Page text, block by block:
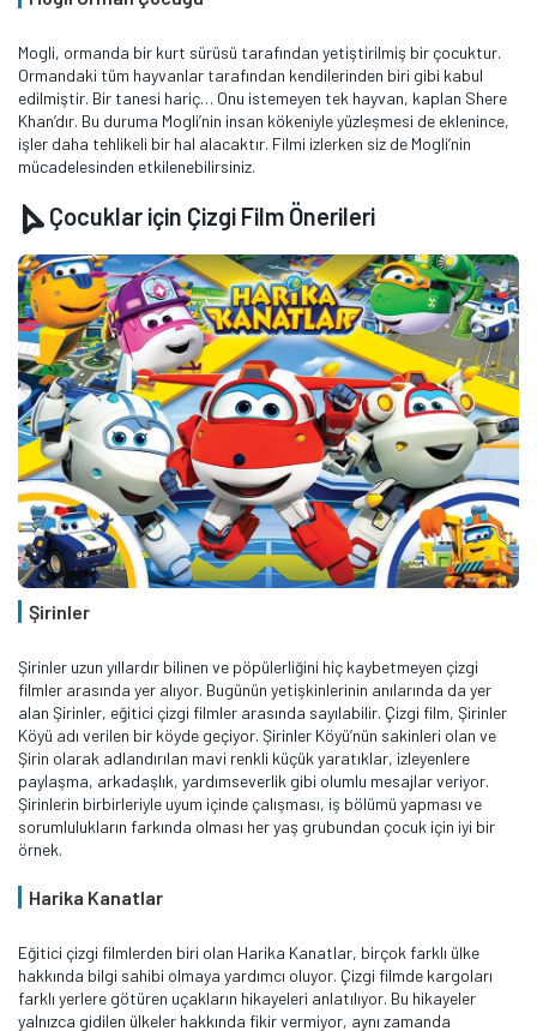
Mogli, ormanda bir kurt sürüsü tarafından yetiştirilmiş bir çocuktur.
Ormandaki tüm hayvanlar tarafından kendilerinden biri gibi kabul
edilmiştir. Bir tanesi hariç… Onu istemeyen tek hayvan, kaplan Shere
Khan’dır. Bu duruma Mogli’nin insan kökeniyle yüzleşmesi de eklenince,
işler daha tehlikeli bir hal alacaktır. Filmi izlerken siz de Mogli’nin
mücadelesinden etkilenebilirsiniz.
Çocuklar için Çizgi Film Önerileri
Şirinler
Şirinler uzun yıllardır bilinen ve pöpülerliğini hiç kaybetmeyen çizgi
filmler arasında yer alıyor. Bugünün yetişkinlerinin anılarında da yer
alan Şirinler, eğitici çizgi filmler arasında sayılabilir. Çizgi film, Şirinler
Köyü adı verilen bir köyde geçiyor. Şirinler Köyü’nün sakinleri olan ve
Şirin olarak adlandırılan mavi renkli küçük yaratıklar, izleyenlere
paylaşma, arkadaşlık, yardımseverlik gibi olumlu mesajlar veriyor.
Şirinlerin birbirleriyle uyum içinde çalışması, iş bölümü yapması ve
sorumlulukların farkında olması her yaş grubundan çocuk için iyi bir
örnek.
Harika Kanatlar
Eğitici çizgi filmlerden biri olan Harika Kanatlar, birçok farklı ülke
hakkında bilgi sahibi olmaya yardımcı oluyor. Çizgi filmde kargoları
farklı yerlere götüren uçakların hikayeleri anlatılıyor. Bu hikayeler
yalnızca gidilen ülkeler hakkında fikir vermiyor, aynı zamanda